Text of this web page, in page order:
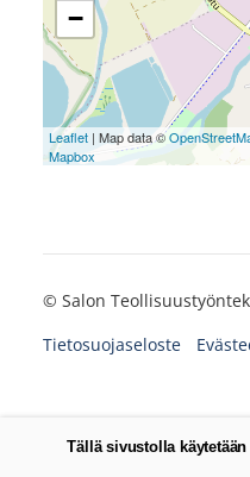
−
Leaflet| Map data ©
Mapbox
© Salon
Tietosuojaseloste
Tällä sivustolla käytetään